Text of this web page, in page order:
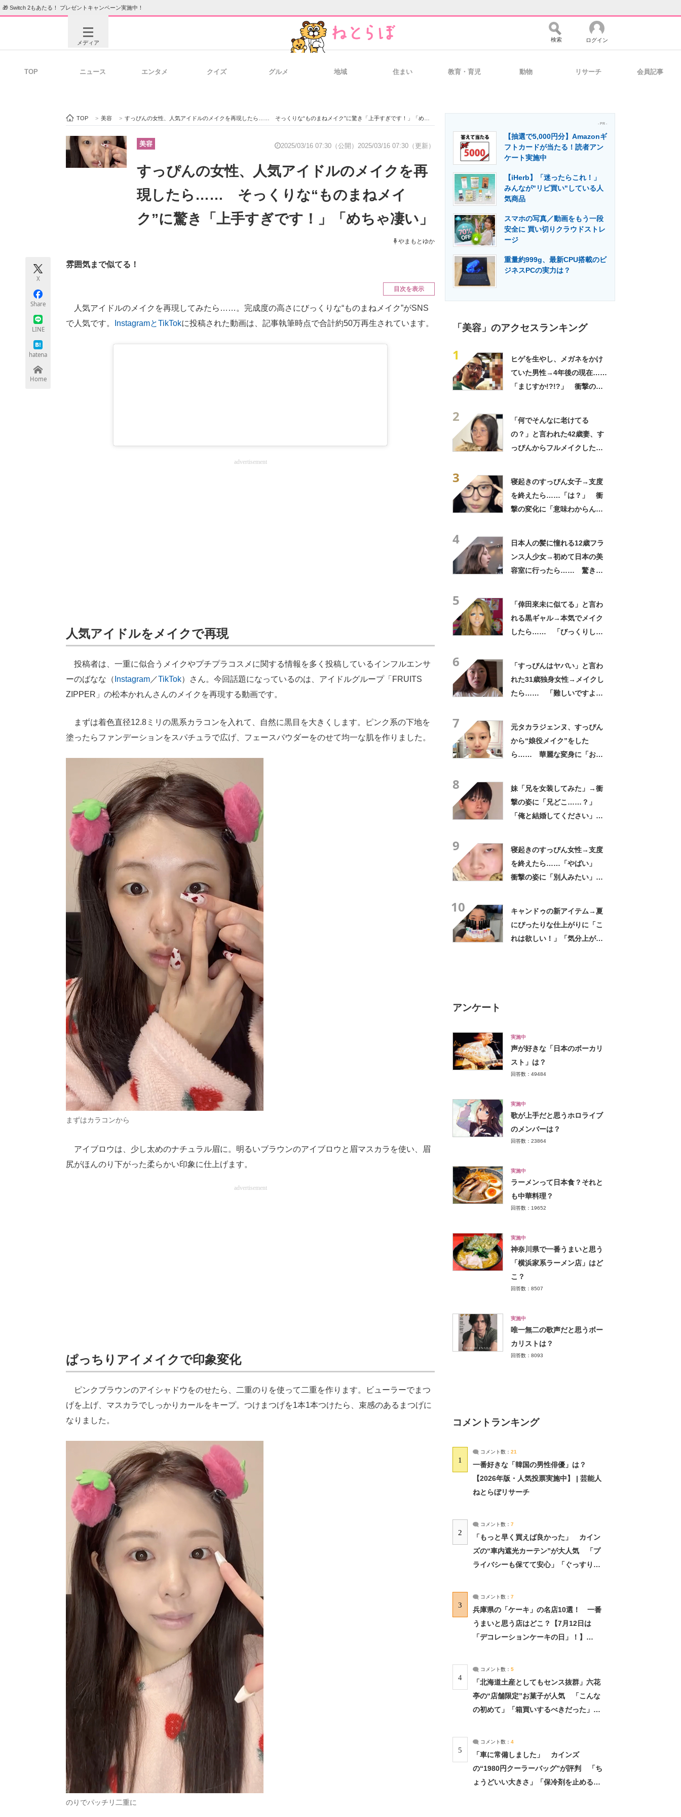
🎁 Switch 2もあたる！ プレゼントキャンペーン実施中！
メディア
ビジネスと働き方のヒント 経営リーダーのコミュニティ マーケ×ITの今がよく分かる
製造業のIT導入・活用を支援
エネルギーの専門メディア 建設×テクノロジーの最前線
検索 ログイン
TOP ニュース エンタメ クイズ グルメ 地域 住まい 教育・育児 動物 リサーチ 会員記事
TOP > 美容 > すっぴんの女性、人気アイドルのメイクを再現したら…… そっくりな“ものまねメイク”に驚き「上手すぎです！」「めちゃ凄い」
美容 2025/03/16 07:30（公開） 2025/03/16 07:30（更新）
すっぴんの女性、人気アイドルのメイクを再
現したら…… そっくりな“ものまねメイ
ク”に驚き「上手すぎです！」「めちゃ凄い」
やまもとゆか
X
Share
LINE
hatena
Home
雰囲気まで似てる！
目次を表示
人気アイドルのメイクを再現してみたら……。完成度の高さにびっくりな“ものまねメイク”がSNS
で人気です。
InstagramとTikTokに投稿された動画は、記事執筆時点で合計約50万再生されています。
advertisement
人気アイドルをメイクで再現
投稿者は、一重に似合うメイクやプチプラコスメに関する情報を多く投稿しているインフルエンサ
ーのばなな（ Instagram ／TikTok）さん。今回話題になっているのは、アイドルグループ「FRUITS
ZIPPER」の松本かれんさんのメイクを再現する動画です。
まずは着色直径12.8ミリの黒系カラコンを入れて、自然に黒目を大きくします。ピンク系の下地を
塗ったらファンデーションをスパチュラで広げ、フェースパウダーをのせて均一な肌を作りました。
まずはカラコンから
アイブロウは、少し太めのナチュラル眉に。明るいブラウンのアイブロウと眉マスカラを使い、眉
尻がほんのり下がった柔らかい印象に仕上げます。
advertisement
ぱっちりアイメイクで印象変化
ピンクブラウンのアイシャドウをのせたら、二重のりを使って二重を作ります。ビューラーでまつ
げを上げ、マスカラでしっかりカールをキープ。つけまつげを1本1本つけたら、束感のあるまつげに
なりました。
のりでパッチリ二重に
- PR -
【抽選で5,000円分】Amazonギ
フトカードが当たる！読者アン
ケート実施中
【iHerb】「迷ったらこれ！」
みんなが"リピ買い"している人
気商品
スマホの写真／動画をもう一段
安全に 買い切りクラウドストレ
ージ
重量約999g、最新CPU搭載のビ
ジネスPCの実力は？
「美容」のアクセスランキング
1
ヒゲを生やし、メガネをかけ
ていた男性→4年後の現在……
「まじすか!?!?」 衝撃の変
2
「何でそんなに老けてる
の？」と言われた42歳妻、す
っぴんからフルメイクした
3
寝起きのすっぴん女子→支度
を終えたら……「は？」 衝
撃の変化に「意味わからん」
4
日本人の髪に憧れる12歳フラ
ンス人少女→初めて日本の美
容室に行ったら…… 驚きの
5
「倖田來未に似てる」と言わ
れる黒ギャル→本気でメイク
したら…… 「びっくりし
6
「すっぴんはヤバい」と言わ
れた31歳独身女性→メイクし
たら…… 「難しいですよ
7
元タカラジェンヌ、すっぴん
から“娘役メイク”をした
ら…… 華麗な変身に「おぉ
8
妹「兄を女装してみた」→衝
撃の姿に「兄どこ……？」
「俺と結婚してください」と
9
寝起きのすっぴん女性→支度
を終えたら……「やばい」
衝撃の姿に「別人みたい」
10
キャンドゥの新アイテム→夏
にぴったりな仕上がりに「こ
れは欲しい！」「気分上がり
アンケート
実施中
声が好きな「日本のボーカリ
スト」は？
回答数：49484
実施中
歌が上手だと思うホロライブ
のメンバーは？
回答数：23864
実施中
ラーメンって日本食？それと
も中華料理？
回答数：19652
実施中
神奈川県で一番うまいと思う
「横浜家系ラーメン店」はど
こ？
回答数：8507
実施中
唯一無二の歌声だと思うボー
カリストは？
回答数：8093
コメントランキング
1
コメント数： 21
一番好きな「韓国の男性俳優」は？
【2026年版・人気投票実施中】 | 芸能人
ねとらぼリサーチ
2
コメント数： 7
「もっと早く買えば良かった」 カイン
ズの“車内遮光カーテン”が大人気 「プ
ライバシーも保てて安心」「ぐっすり眠
3
コメント数： 7
兵庫県の「ケーキ」の名店10選！ 一番
うまいと思う店はどこ？【7月12日は
「デコレーションケーキの日」！】
4
コメント数： 5
「北海道土産としてもセンス抜群」六花
亭の“店舗限定”お菓子が人気 「こんな
の初めて」「箱買いするべきだった」
5
コメント数： 4
「車に常備しました」 カインズ
の“1980円クーラーバッグ”が評判 「ち
ょうどいい大きさ」「保冷剤を止めるベ